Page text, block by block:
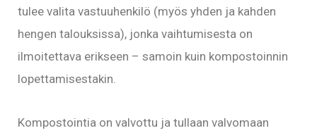
tulee valita vastuuhenkilö (myös yhden ja kahden
hengen talouksissa), jonka vaihtumisesta on
ilmoitettava erikseen – samoin kuin kompostoinnin
lopettamisestakin.
Kompostointia on valvottu ja tullaan valvomaan